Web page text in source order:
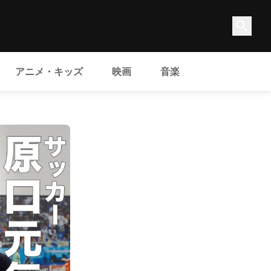
アニメ・キッズ 映画 音楽